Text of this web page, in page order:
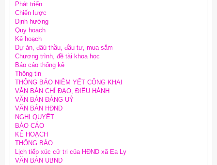
Phát triển
Chiến lược
Định hướng
Quy hoạch
Kế hoạch
Dự án, đâú thầu, đầu tư, mua sắm
Chương trình, đề tài khoa học
Báo cáo thống kê
Thông tin
THÔNG BÁO NIÊM YẾT CÔNG KHAI
VĂN BẢN CHỈ ĐẠO, ĐIỀU HÀNH
VĂN BẢN ĐẢNG UỶ
VĂN BẢN HĐND
NGHỊ QUYẾT
BÁO CÁO
KẾ HOẠCH
THÔNG BÁO
Lịch tiếp xúc cử tri của HĐND xã Ea Ly
VĂN BẢN UBND